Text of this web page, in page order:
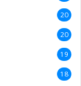
20
20
19
18